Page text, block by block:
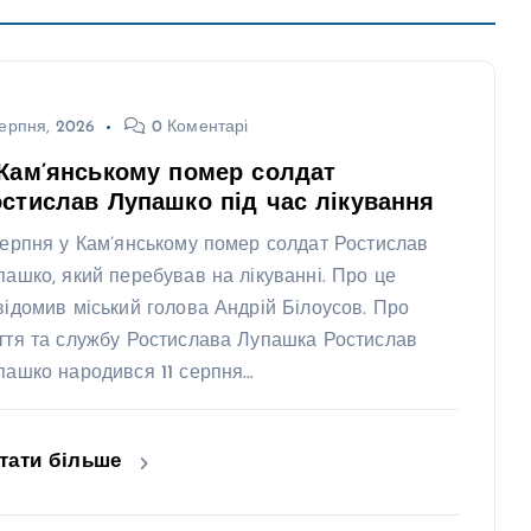
2026 0 Коментарі
помер солдат
Лупашко під час лікування
у Кам’янському помер солдат Ростислав
який перебував на лікуванні. Про це
міський голова Андрій Білоусов. Про
та службу Ростислава Лупашка Ростислав
народився 11 серпня…
більше